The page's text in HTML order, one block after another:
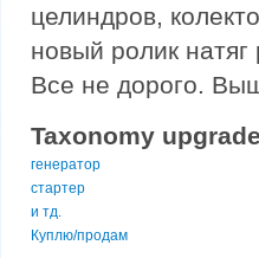
целиндров,
новый ролик
Все не дорого.
Taxonomy
генератор
стартер
и тд.
Куплю/продам